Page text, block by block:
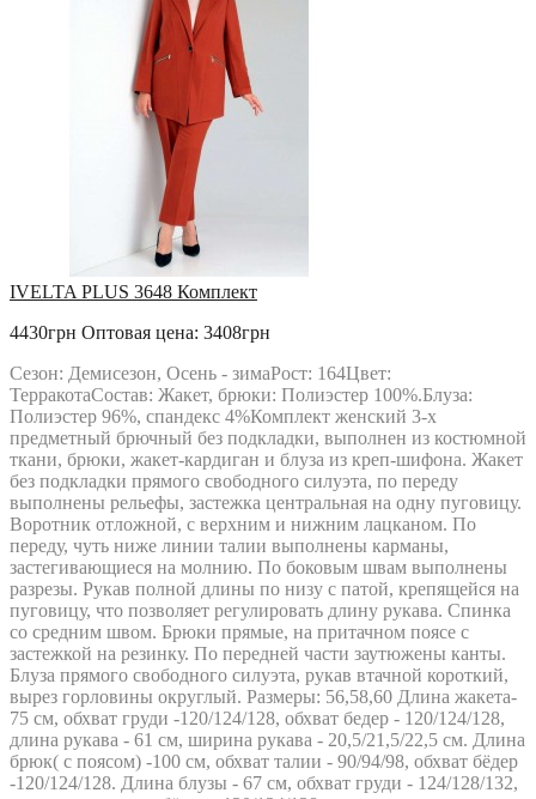
IVELTA PLUS 3648 Комплект
4430грн Оптовая цена: 3408грн
Сезон: Демисезон, Осень - зимаРост: 164Цвет:
ТерракотаСостав: Жакет, брюки: Полиэстер 100%.Блуза:
Полиэстер 96%, спандекс 4%Комплект женский 3-х
предметный брючный без подкладки, выполнен из костюмной
ткани, брюки, жакет-кардиган и блуза из креп-шифона. Жакет
без подкладки прямого свободного силуэта, по переду
выполнены рельефы, застежка центральная на одну пуговицу.
Воротник отложной, с верхним и нижним лацканом. По
переду, чуть ниже линии талии выполнены карманы,
застегивающиеся на молнию. По боковым швам выполнены
разрезы. Рукав полной длины по низу с патой, крепящейся на
пуговицу, что позволяет регулировать длину рукава. Спинка
со средним швом. Брюки прямые, на притачном поясе с
застежкой на резинку. По передней части заутюжены канты.
Блуза прямого свободного силуэта, рукав втачной короткий,
вырез горловины округлый. Размеры: 56,58,60 Длина жакета-
75 см, обхват груди -120/124/128, обхват бедер - 120/124/128,
длина рукава - 61 см, ширина рукава - 20,5/21,5/22,5 см. Длина
брюк( с поясом) -100 см, обхват талии - 90/94/98, обхват бёдер
-120/124/128. Длина блузы - 67 см, обхват груди - 124/128/132,